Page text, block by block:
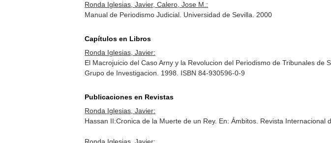
Ronda Iglesias, Javier, Calero, Jose M.:
Manual de Periodismo Judicial. Universidad de Sevilla. 2000
Capítulos en Libros
Ronda Iglesias, Javier:
El Macrojuicio del Caso Arny y la Revolucion del Periodismo de Tribunales de
Grupo de Investigacion. 1998. ISBN 84-930596-0-9
Publicaciones en Revistas
Ronda Iglesias, Javier:
Hassan II:Cronica de la Muerte de un Rey. En: Ámbitos. Revista Internacional